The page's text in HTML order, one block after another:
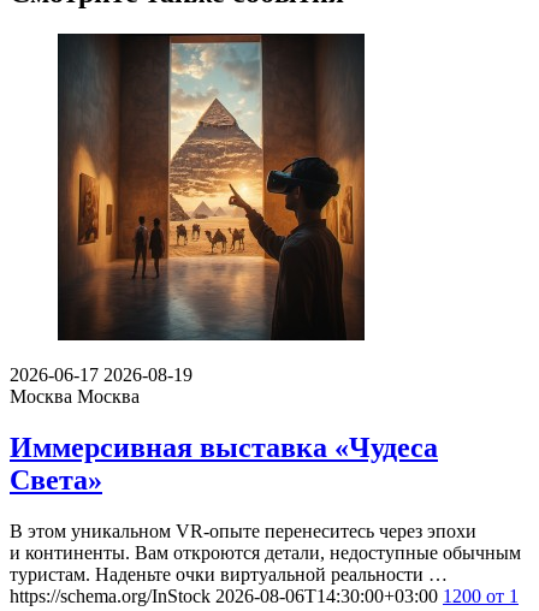
2026-06-17 2026-08-19
Москва Москва
Иммерсивная выставка «Чудеса
Света»
В этом уникальном VR-опыте перенеситесь через эпохи
и континенты. Вам откроются детали, недоступные обычным
туристам. Наденьте очки виртуальной реальности …
https://schema.org/InStock 2026-08-06T14:30:00+03:00 1200 от 1